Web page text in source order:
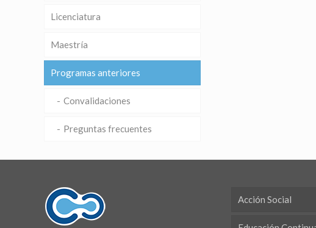
Licenciatura
Maestría
Programas anteriores
Convalidaciones
Preguntas frecuentes
Acción Social